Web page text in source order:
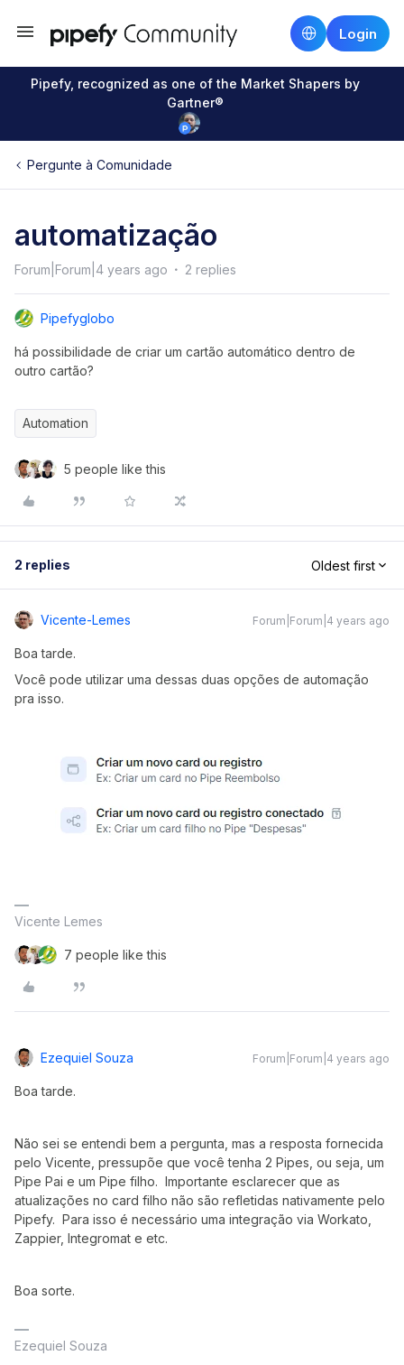
Login
Pipefy, recognized as one of the Market Shapers by
Gartner®
Pergunte à Comunidade
automatização
Forum|Forum|4 years ago 2 replies
Pipefyglobo
há possibilidade de criar um cartão automático dentro de
outro cartão?
Automation
5 people like this
2 replies Oldest first
Vicente-Lemes Forum|Forum|4 years ago
Boa tarde.
Você pode utilizar uma dessas duas opções de automação
pra isso.
Vicente Lemes
7 people like this
Ezequiel Souza Forum|Forum|4 years ago
Boa tarde.
Não sei se entendi bem a pergunta, mas a resposta fornecida
pelo Vicente, pressupõe que você tenha 2 Pipes, ou seja, um
Pipe Pai e um Pipe filho. Importante esclarecer que as
atualizações no card filho não são refletidas nativamente pelo
Pipefy. Para isso é necessário uma integração via Workato,
Zappier, Integromat e etc.
Boa sorte.
Ezequiel Souza